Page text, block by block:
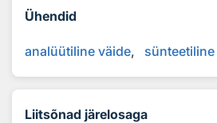
Ühendid
analüütiline väide
Liitsõnad järelosaga